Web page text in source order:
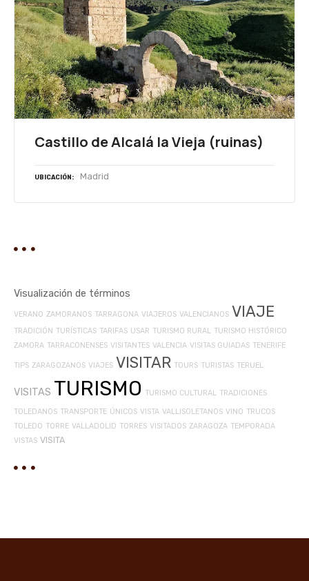
Castillo de Alcalá la Vieja (ruinas)
UBICACIÓN Madrid
Visualización de términos
VERANO ZAMORANOS TARRAGONA VIAJEROS VALENCIANOS VIAJE
TRADICIÓN TURÍSTICAS TARIFAS USAR TURISMO RURAL TURISMO HISTÓRICO
ZAMORA TARRACONENSES VISITANTES VALENCIA VISITAS GUIADAS TENERIFE
TIPS ZARAGOZANOS VIAJES VISITAR TOURS TURISTAS TERUEL
VISITAS TURISMO TURISMO CULTURAL TRADICIONES
TOLEDANOS TRANSPORTE ÚNICOS VISTA VALLISOLETANOS VINO TRUCOS
TOLEDO TORRE VALLADOLID TORRES VISITADOS ZARAGOZA TEMPORADA
VISTAS VISITA